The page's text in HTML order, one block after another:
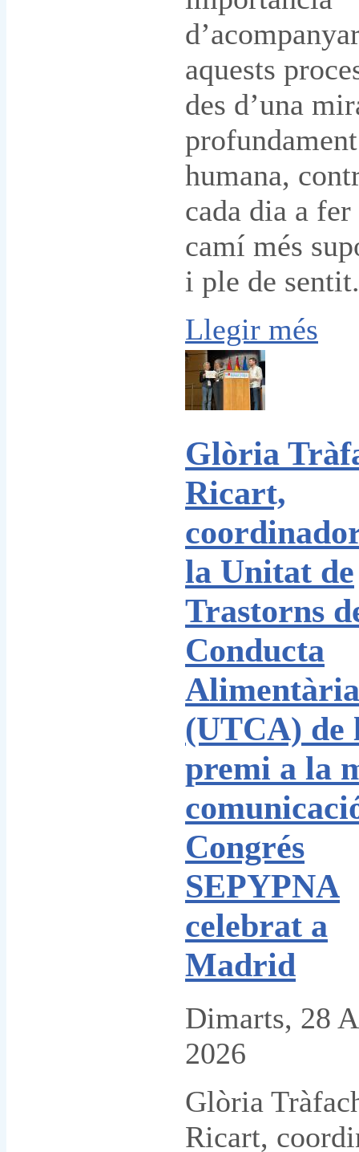
aquests
des d’una
profundament
humana,
cada dia a fer
camí més
i ple de sentit.
Llegir més
Glòria
Ricart,
la Unitat de
Trastorns
Conducta
Alimentària
(UTCA) de
premi a la
Congrés
SEPYPNA
celebrat a
Madrid
Dimarts, 28
2026
Glòria
Ricart,